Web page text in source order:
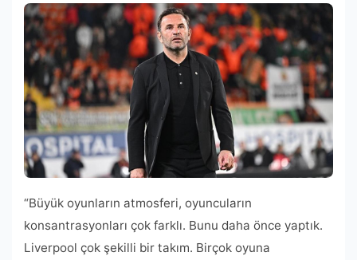
“Büyük oyunların atmosferi, oyuncuların
konsantrasyonları çok farklı. Bunu daha önce yaptık.
Liverpool çok şekilli bir takım. Birçok oyuna